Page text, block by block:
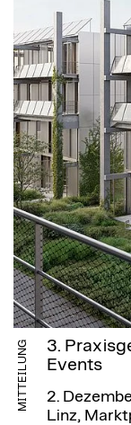
MITTEILUNG
3.
Events
2.
Linz,